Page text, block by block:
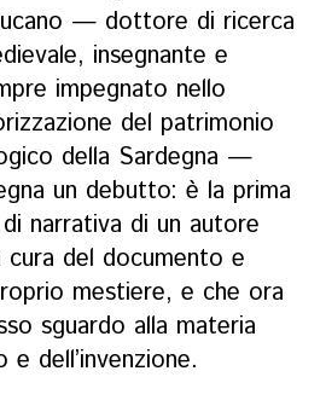
— dottore di ricerca
insegnante e
impegnato nello
del patrimonio
della Sardegna —
un debutto: è la prima
narrativa di un autore
del documento e
mestiere, e che ora
sguardo alla materia
dell’invenzione.